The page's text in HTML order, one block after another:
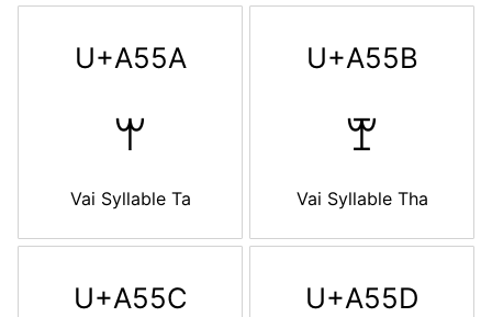
U+A55A
ꕚ
Vai Syllable Ta
U+A55B
ꕛ
Vai Syllable Tha
U+A55C U+A55D